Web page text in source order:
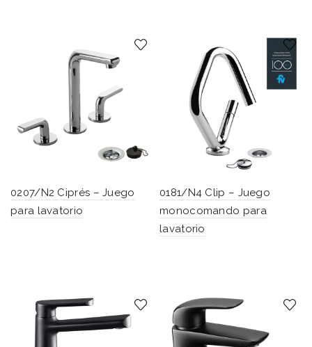
0207/N2 Ciprés – Juego
para lavatorio
0181/N4 Clip – Juego
monocomando para
lavatorio